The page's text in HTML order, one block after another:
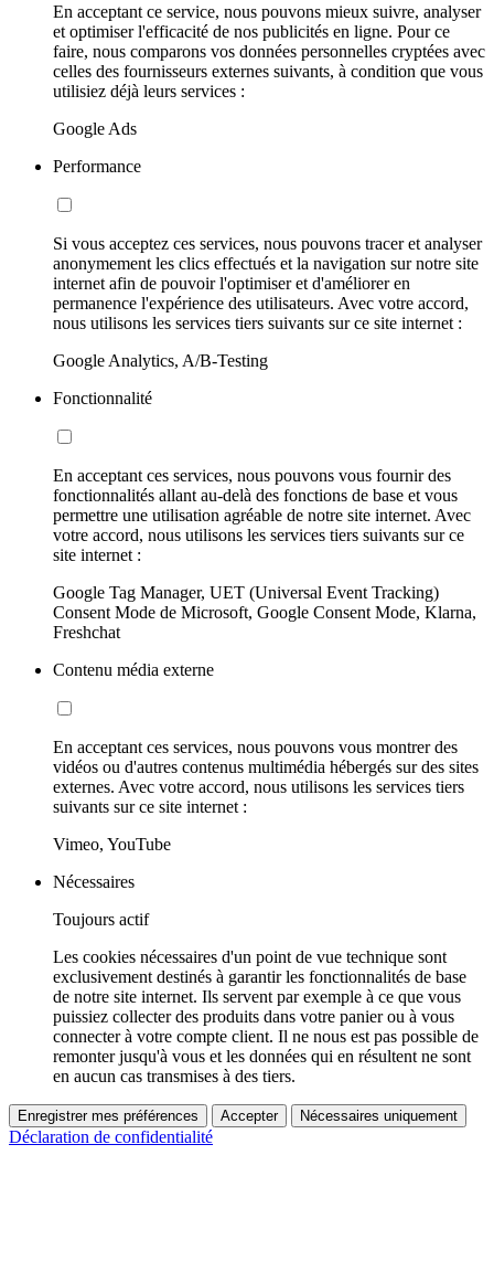
En acceptant ce service, nous pouvons mieux suivre, analyser
et optimiser l'efficacité de nos publicités en ligne. Pour ce
faire, nous comparons vos données personnelles cryptées avec
celles des fournisseurs externes suivants, à condition que vous
utilisiez déjà leurs services :
Google Ads
Performance
Si vous acceptez ces services, nous pouvons tracer et analyser
anonymement les clics effectués et la navigation sur notre site
internet afin de pouvoir l'optimiser et d'améliorer en
permanence l'expérience des utilisateurs. Avec votre accord,
nous utilisons les services tiers suivants sur ce site internet :
Google Analytics, A/B-Testing
Fonctionnalité
En acceptant ces services, nous pouvons vous fournir des
fonctionnalités allant au-delà des fonctions de base et vous
permettre une utilisation agréable de notre site internet. Avec
votre accord, nous utilisons les services tiers suivants sur ce
site internet :
Google Tag Manager, UET (Universal Event Tracking)
Consent Mode de Microsoft, Google Consent Mode, Klarna,
Freshchat
Contenu média externe
En acceptant ces services, nous pouvons vous montrer des
vidéos ou d'autres contenus multimédia hébergés sur des sites
externes. Avec votre accord, nous utilisons les services tiers
suivants sur ce site internet :
Vimeo, YouTube
Nécessaires
Toujours actif
Les cookies nécessaires d'un point de vue technique sont
exclusivement destinés à garantir les fonctionnalités de base
de notre site internet. Ils servent par exemple à ce que vous
puissiez collecter des produits dans votre panier ou à vous
connecter à votre compte client. Il ne nous est pas possible de
remonter jusqu'à vous et les données qui en résultent ne sont
en aucun cas transmises à des tiers.
Enregistrer mes préférences Accepter Nécessaires uniquement
Déclaration de confidentialité